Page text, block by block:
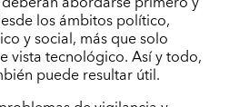
los ámbitos político,
y social, más que solo
vista tecnológico. Así y todo,
puede resultar útil.